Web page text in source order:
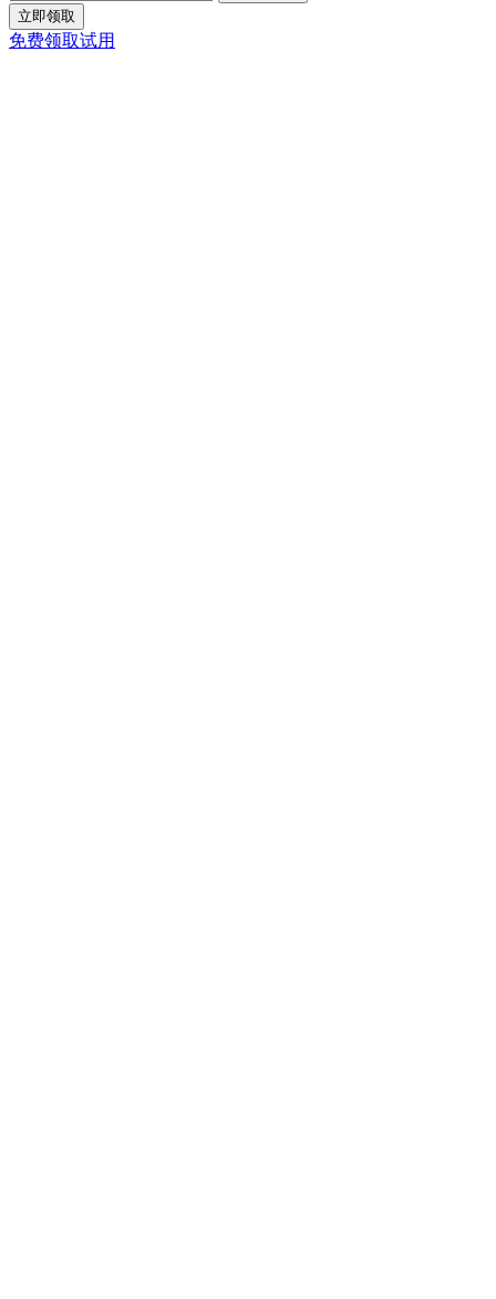
立即领取
免费领取试用